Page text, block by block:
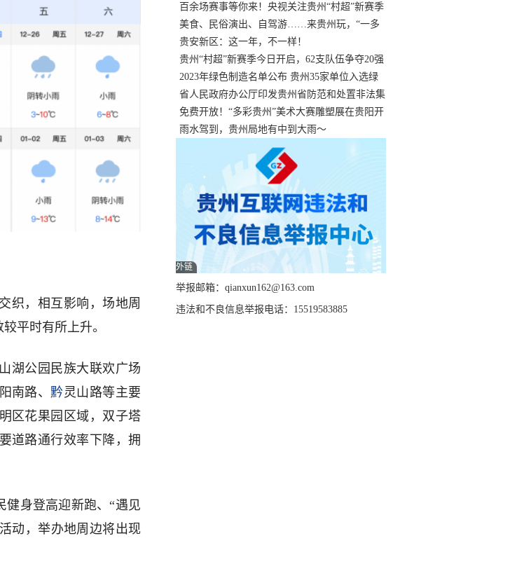
织，相互影响，场地周
平时有所上升。
湖公园民族大联欢广场
南路、黔 灵山路等主要
区花果园区域，双子塔
道路通行效率下降，拥
健身登高迎新跑、“遇见
动，举办地周边将出现
温
百余场赛事等你来！央视关注贵州“村超”新赛季
正式“打响”
美食、民俗演出、自驾游……来贵州玩，“一多
两减三免”！
贵安新区：这一年，不一样！
贵州“村超”新赛季今日开启，62支队伍争夺20强
名额
2023年绿色制造名单公布 贵州35家单位入选绿
色工厂
省人民政府办公厅印发贵州省防范和处置非法集
资工作实施细则
免费开放！“多彩贵州”美术大赛雕塑展在贵阳开
展，持续至1月19日
雨水驾到，贵州局地有中到大雨～
外链
举报邮箱：qianxun162@163.com
违法和不良信息举报电话：15519583885